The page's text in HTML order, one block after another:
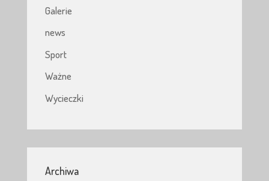
Galerie
news
Sport
Ważne
Wycieczki
Archiwa